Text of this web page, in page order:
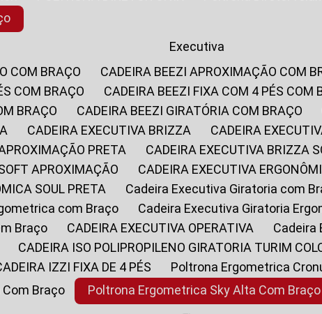
Executiva
COM BRAÇO
CADEIRA BEEZI APROXIMAÇÃO COM
COM BRAÇO
CADEIRA BEEZI FIXA COM 4 PÉS COM
BRAÇO
CADEIRA BEEZI GIRATÓRIA COM BRAÇO
CADEIRA EXECUTIVA BRIZZA
CADEIRA
PRETA
CADEIRA EXECUTIVA BRIZZA
APROXIMAÇÃO
CADEIRA EXECUTIVA
SOUL PRETA
Cadeira Executiva Giratoria com
com Braço
Cadeira Executiva Giratoria
Braço
CADEIRA EXECUTIVA OPERATIVA
CADEIRA ISO POLIPROPILENO GIRATORIA TURIM
CADEIRA IZZI FIXA DE 4 PÉS
Poltrona Ergometrica
Com Braço
Poltrona Ergometrica Sky Alta Com Braço